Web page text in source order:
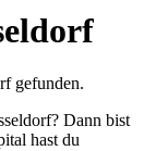
gefunden.
Dann bist
hast du